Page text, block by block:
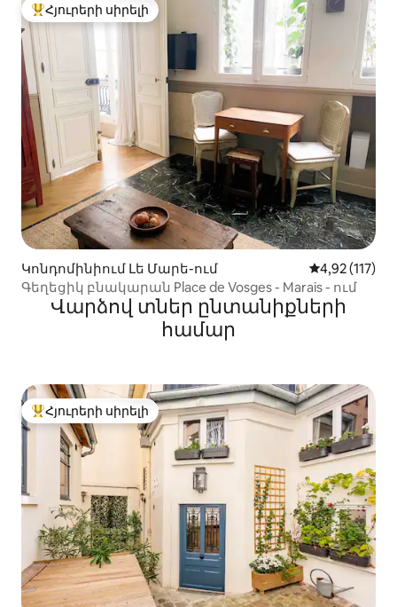
Հյուրերի սիրելի լավագույն տները
Հյուրերի սիրելի
Կոնդոմինիում Լե Մարե-ում Միջին
4,92 (117)
Գեղեցիկ բնակարան Place de Vosges - Marais - ում
Վարձով տներ ընտանիքների
համար
Հյուրերի սիրելի լավագույն տները
Հյուրերի սիրելի